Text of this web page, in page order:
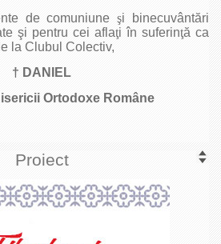
de comuniuneşi binecuvântări
şi pentru cei aflaţi în suferinţă ca
la Clubul Colectiv,
† DANIEL
Ortodoxe Române
Proiect